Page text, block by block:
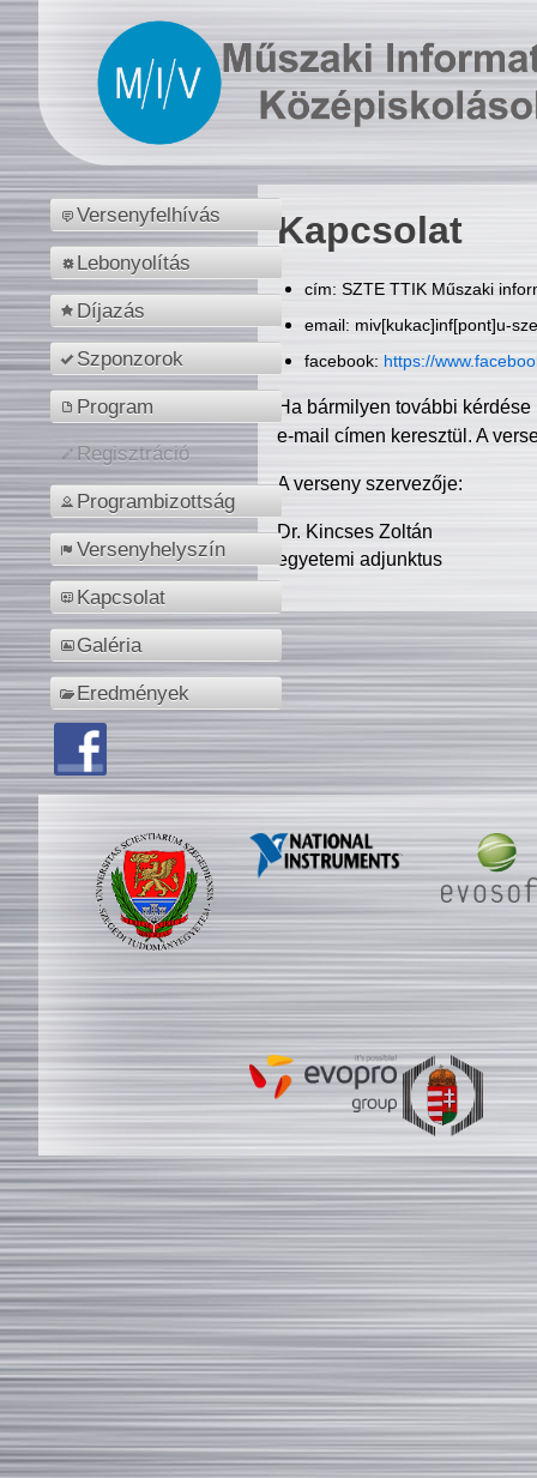
Versenyfelhívás
Lebonyolítás
Díjazás
Szponzorok
Program
Regisztráció
Programbizottság
Versenyhelyszín
Kapcsolat
Galéria
Eredmények
Kapcsolat
cím: SZTE TTIK Műszaki
email: miv[kukac]inf[pont]u-
facebook: https://
Ha bármilyen további
e-mail címen keresztül. A
A verseny szervezője:
Dr. Kincses Zoltán
egyetemi adjunktus